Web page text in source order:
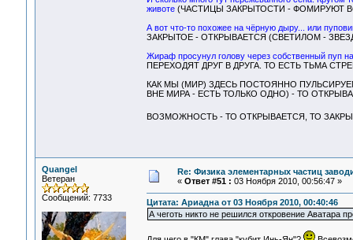
животе (ЧАСТИЦЫ ЗАКРЫТОСТИ - ФОМИРУЮТ
А вот что-то похожее на чёрную дыру... или
ЗАКРЫТОЕ - ОТКРЫВАЕТСЯ (СВЕТИЛОМ -
Жираф просунул голову через собственный пуп
ПЕРЕХОДЯТ ДРУГ В ДРУГА. ТО ЕСТЬ ТЬМА
КАК МЫ (МИР) ЗДЕСЬ ПОСТОЯННО
ВНЕ МИРА - ЕСТЬ ТОЛЬКО ОДНО) - ТО
ВОЗМОЖНОСТЬ - ТО ОТКРЫВАЕТСЯ, ТО
Quangel
Ветеран
Сообщений: 7733
Re: Физика элементарных частиц
« Ответ #51 : 03 Ноября 2010, 00:56:47 »
Цитата: Ариадна от 03 Ноября 2010, 00:40:46
А чеготь никто не решился откровение Аватара